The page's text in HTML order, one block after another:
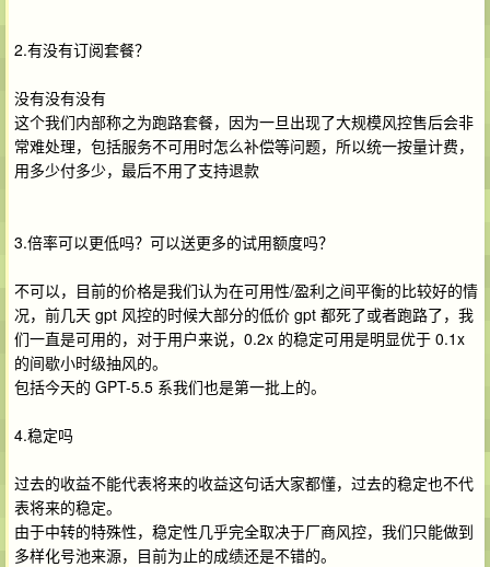
2.有没有订阅套餐？
没有没有没有
这个我们内部称之为跑路套餐，因为一旦出现了大规模风控售后会非
常难处理，包括服务不可用时怎么补偿等问题，所以统一按量计费，
用多少付多少，最后不用了支持退款
3.倍率可以更低吗？可以送更多的试用额度吗？
不可以，目前的价格是我们认为在可用性/盈利之间平衡的比较好的情
况，前几天 gpt 风控的时候大部分的低价 gpt 都死了或者跑路了，我
们一直是可用的，对于用户来说，0.2x 的稳定可用是明显优于 0.1x
的间歇小时级抽风的。
包括今天的 GPT-5.5 系我们也是第一批上的。
4.稳定吗
过去的收益不能代表将来的收益这句话大家都懂，过去的稳定也不代
表将来的稳定。
由于中转的特殊性，稳定性几乎完全取决于厂商风控，我们只能做到
多样化号池来源，目前为止的成绩还是不错的。